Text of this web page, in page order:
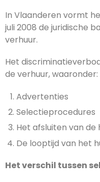
In Vlaanderen vormt
juli 2008 de juridische
verhuur.
Het
de verhuur, waaronder:
Advertenties
Selectieprocedures
Het afsluiten van
De looptijd van het
Het verschil tussen